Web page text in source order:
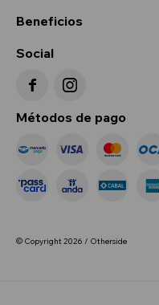
Beneficios
Social
 
Métodos de pago
© Copyright 2026 / Otherside